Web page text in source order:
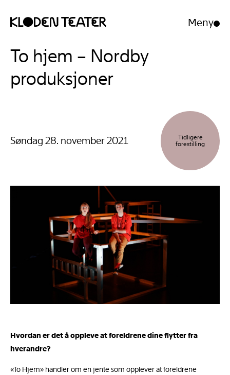
Hopp
innhold
Hopp
navigasjon
Meny
Åpne/
To hjem – Nordby
produksjoner
Hvordan er det å oppleve at foreldrene dine flytter fra
hverandre?
«To Hjem» handler om en jente som opplever at foreldrene
Søndag 28. november 2021
Tidligere
forestilling